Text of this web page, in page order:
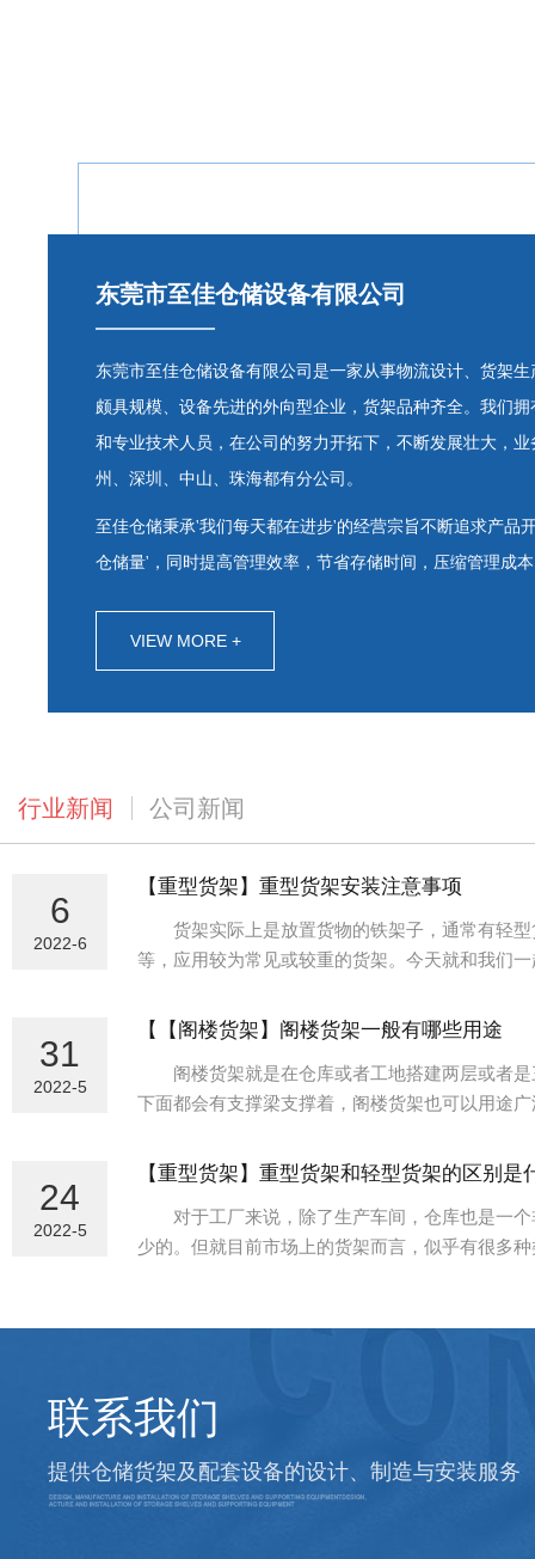
东莞市至佳仓储设备有限公司
东莞市至佳仓储设备有限公司是一家从事物流设计、货架
颇具规模、设备先进的外向型企业，货架品种齐全。我们
和专业技术人员，在公司的努力开拓下，不断发展壮大，
州、深圳、中山、珠海都有分公司。
至佳仓储秉承'我们每天都在进步'的经营宗旨不断追求产品
仓储量'，同时提高管理效率，节省存储时间，压缩管理成
VIEW MORE +
行业新闻 公司新闻
6
2022-6
【重型货架】重型货架安装注意事项
货架实际上是放置货物的铁架子，通常有轻型
等，应用较为常见或较重的货架。今天就和我们
重型货架又称横梁式货架，属于拖盘式货架类
31
2022-5
【【阁楼货架】阁楼货架一般有哪些用途
阁楼货架就是在仓库或者工地搭建两层或者是
下面都会有支撑梁支撑着，阁楼货架也可以用途
一、阁楼货架是什么：
间阁楼以增加储存的面积。阁...
24
2022-5
【重型货架】重型货架和轻型货架的区别是
对于工厂来说，除了生产车间，仓库也是一个
少的。但就目前市场上的货架而言，似乎有很多
联系我们
提供仓储货架及配套设备的设计、制造与安装服务